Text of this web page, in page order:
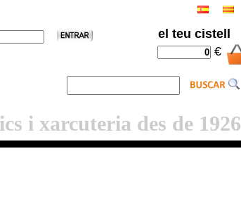
el teu cistell
€
i xarcuteria des de 1926